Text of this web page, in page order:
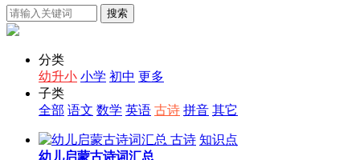
搜索
分类
幼升小 小学 初中 更多
子类
全部 语文 数学 英语 古诗 拼音 其它
古诗 知识点
幼儿启蒙古诗词汇总